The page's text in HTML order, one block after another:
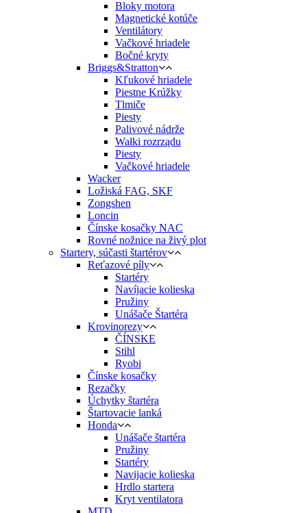
Bloky motora
Magnetické kotúče
Ventilátory
Vačkové hriadele
Bočné kryty
Briggs&Stratton
Kľukové hriadele
Piestne Krúžky
Tlmiče
Piesty
Palivové nádrže
Wałki rozrządu
Piesty
Vačkové hriadele
Wacker
Ložiská FAG, SKF
Zongshen
Loncin
Čínske kosačky NAC
Rovné nožnice na živý plot
Startery, súčasti štartérov
Reťazové píly
Startéry
Navíjacie kolieska
Pružiny
Unášače Štartéra
Krovinorezy
ČÍNSKE
Stihl
Ryobi
Čínske kosačky
Rezačky
Úchytky štartéra
Štartovacie lanká
Honda
Unášače štartéra
Pružiny
Startéry
Navijacie kolieska
Hrdlo startera
Kryt ventilatora